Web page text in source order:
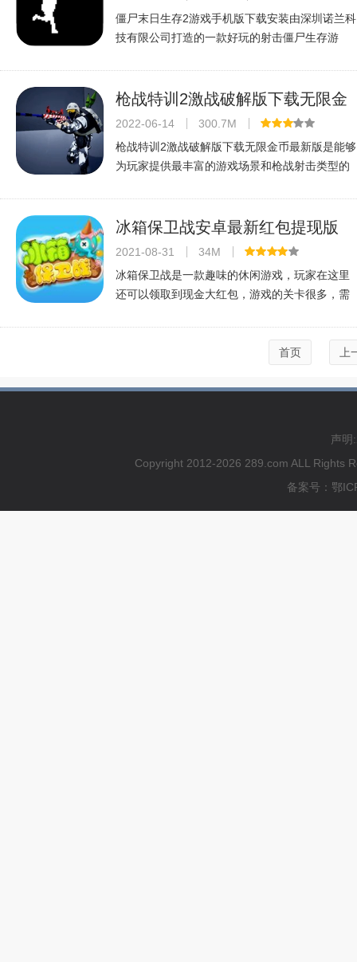
僵尸末日生存2游戏手机版下载安装由深圳诺兰科
技有限公司打造的一款好玩的射击僵尸生存游
他们并生存下去，游戏有丰富的武器库
枪战特训2激战破解版下载无限金
币最新版v1.2.0最新破解版
2022-06-14
300.7M
枪战特训2激战破解版下载无限金币最新版是能够
为玩家提供最丰富的游戏场景和枪战射击类型的
尖的枪支达人，在这里多样化的射击模
冰箱保卫战安卓最新红包提现版
v1.0最新安卓版
2021-08-31
34M
冰箱保卫战是一款趣味的休闲游戏，玩家在这里
还可以领取到现金大红包，游戏的关卡很多，需
多样，令人回味无穷，喜欢的小伙伴
首页 上
声明
Copyright 2012-2026 289.com ALL Rights
备案号：鄂